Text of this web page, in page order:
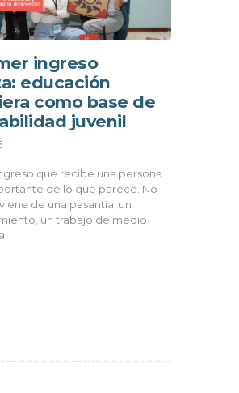
ingreso
educación
como base de
juvenil
que recibe una persona
de lo que parece. No
de una pasantía, un
un trabajo de medio